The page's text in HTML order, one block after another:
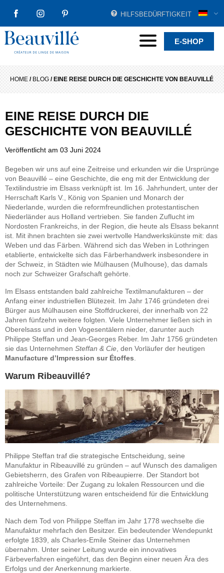
FACEBOOKINSTAGRAMPINTEREST
HILFSBEDÜRFTIGKEIT
Beauvillé Creator by tradition Menu E-SHOP
HOME / BLOG / EINE REISE DURCH DIE GESCHICHTE VON BEAUVILLÉ
EINE REISE DURCH DIE
GESCHICHTE VON BEAUVILLÉ
Veröffentlicht am 03 Juni 2024
Begeben wir uns auf eine Zeitreise und erkunden wir die Ursprünge
von Beauvillé – eine Geschichte, die eng mit der Entwicklung der
Textilindustrie im Elsass verknüpft ist. Im 16. Jahrhundert, unter der
Herrschaft Karls V., König von Spanien und Monarch der
Niederlande, wurden die reformfreundlichen protestantischen
Niederländer aus Holland vertrieben. Sie fanden Zuflucht im
Nordosten Frankreichs, in der Region, die heute als Elsass bekannt
ist. Mit ihnen brachten sie zwei wertvolle Handwerkskünste mit: das
Weben und das Färben. Während sich das Weben in Lothringen
etablierte, entwickelte sich das Färberhandwerk insbesondere in
der Schweiz, in Städten wie Mülhausen (Mulhouse), das damals
noch zur Schweizer Grafschaft gehörte.
Im Elsass entstanden bald zahlreiche Textilmanufakturen – der
Anfang einer industriellen Blütezeit. Im Jahr 1746 gründeten drei
Bürger aus Mülhausen eine Stoffdruckerei, der innerhalb von 22
Jahren fünfzehn weitere folgten. Viele Unternehmer ließen sich in
Oberelsass und in den Vogesentälern nieder, darunter auch
Philippe Steffan und Jean-Georges Reber. Im Jahr 1756 gründeten
sie das Unternehmen Steffan & Cie , den Vorläufer der heutigen
Manufacture d’Impression sur Étoffes
Warum Ribeauvillé?
Philippe Steffan traf die strategische Entscheidung, seine
Manufaktur in Ribeauvillé zu gründen – auf Wunsch des damaligen
Gebietsherrn, des Grafen von Ribeaupierre. Der Standort bot
zahlreiche Vorteile: Der Zugang zu lokalen Ressourcen und die
politische Unterstützung waren entscheidend für die Entwicklung
des Unternehmens.
Nach dem Tod von Philippe Steffan im Jahr 1778 wechselte die
Manufaktur mehrfach den Besitzer. Ein bedeutender Wendepunkt
erfolgte 1839, als Charles-Emile Steiner das Unternehmen
übernahm. Unter seiner Leitung wurde ein innovatives
Färbeverfahren eingeführt, das den Beginn einer neuen Ära des
Erfolgs und der Anerkennung markierte.